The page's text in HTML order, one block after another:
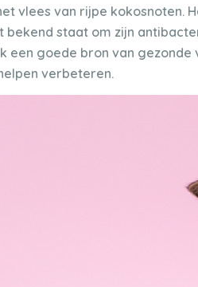
vlees van rijpe kokosnoten.
bekend staat om zijn
een goede bron van
verbeteren.